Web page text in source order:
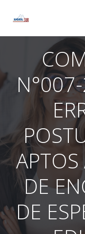
APTOS
DE
DE